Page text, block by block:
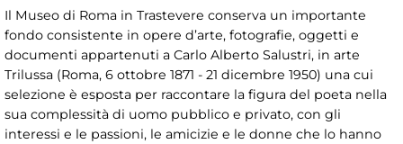
Il Museo di Roma in Trastevere conserva un importante
fondo consistente in opere d’arte, fotografie, oggetti e
documenti appartenuti a Carlo Alberto Salustri, in arte
Trilussa (Roma, 6 ottobre 1871 - 21 dicembre 1950) una cui
selezione è esposta per raccontare la figura del poeta nella
sua complessità di uomo pubblico e privato, con gli
interessi e le passioni, le amicizie e le donne che lo hanno